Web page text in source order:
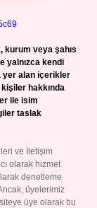
kurum veya şahıs
yalnızca kendi
yer alan içerikler
hakkında
ile isim
taslak
ve İletişim
olarak hizmet
denetleme
üyelerimiz
üye olarak bu